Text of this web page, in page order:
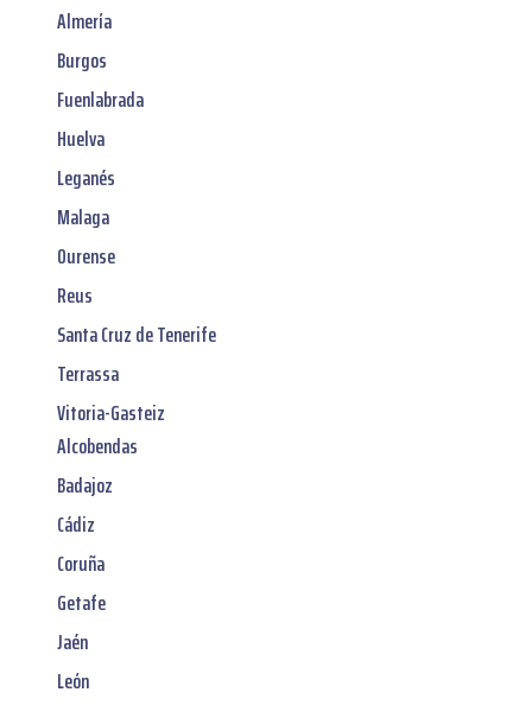
Almería
Burgos
Fuenlabrada
Huelva
Leganés
Malaga
Ourense
Reus
Santa Cruz de Tenerife
Terrassa
Vitoria-Gasteiz
Alcobendas
Badajoz
Cádiz
Coruña
Getafe
Jaén
León